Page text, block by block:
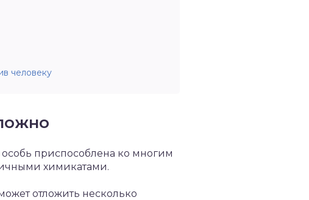
человеку
особь приспособлена ко многим
химикатами.
отложить несколько